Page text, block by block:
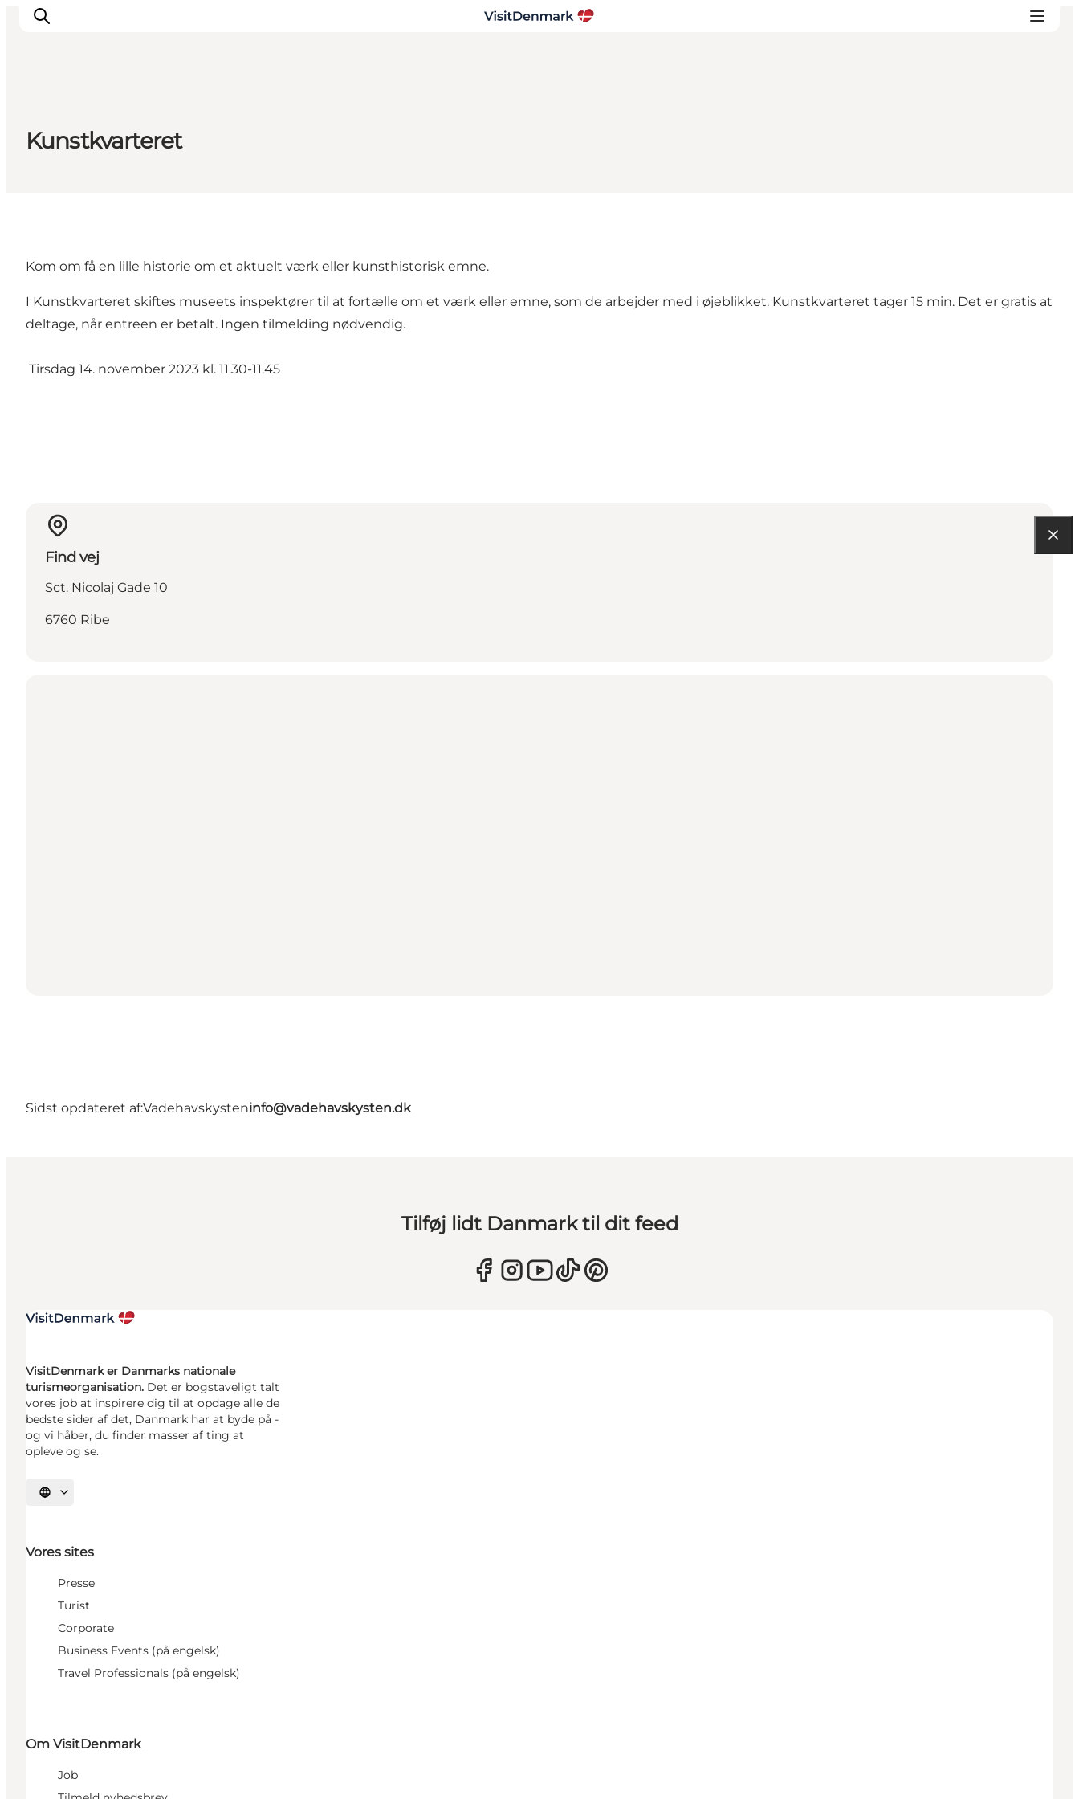
Inspiration
Kunstkvarteret
Kom om få en lille historie om et aktuelt værk eller kunsthistorisk emne.
I Kunstkvarteret skiftes museets inspektører til at fortælle om et værk eller emne, som de arbejder med i øjeblikket. Kunstkvarteret tager 15 min. Det er gratis at
deltage, når entreen er betalt. Ingen tilmelding nødvendig.
Tirsdag 14. november 2023 kl. 11.30-11.45
Find vej
Sct. Nicolaj Gade 10
6760 Ribe
Sidst opdateret af:Vadehavskysteninfo@vadehavskysten.dk
Tilføj lidt Danmark til dit feed
VisitDenmark er Danmarks nationale
turismeorganisation. Det er bogstaveligt talt
vores job at inspirere dig til at opdage alle de
bedste sider af det, Danmark har at byde på -
og vi håber, du finder masser af ting at
opleve og se.
Vælg sprog
Vores sites
Presse
Turist
Corporate
Business Events (på engelsk)
Travel Professionals (på engelsk)
Om VisitDenmark
Job